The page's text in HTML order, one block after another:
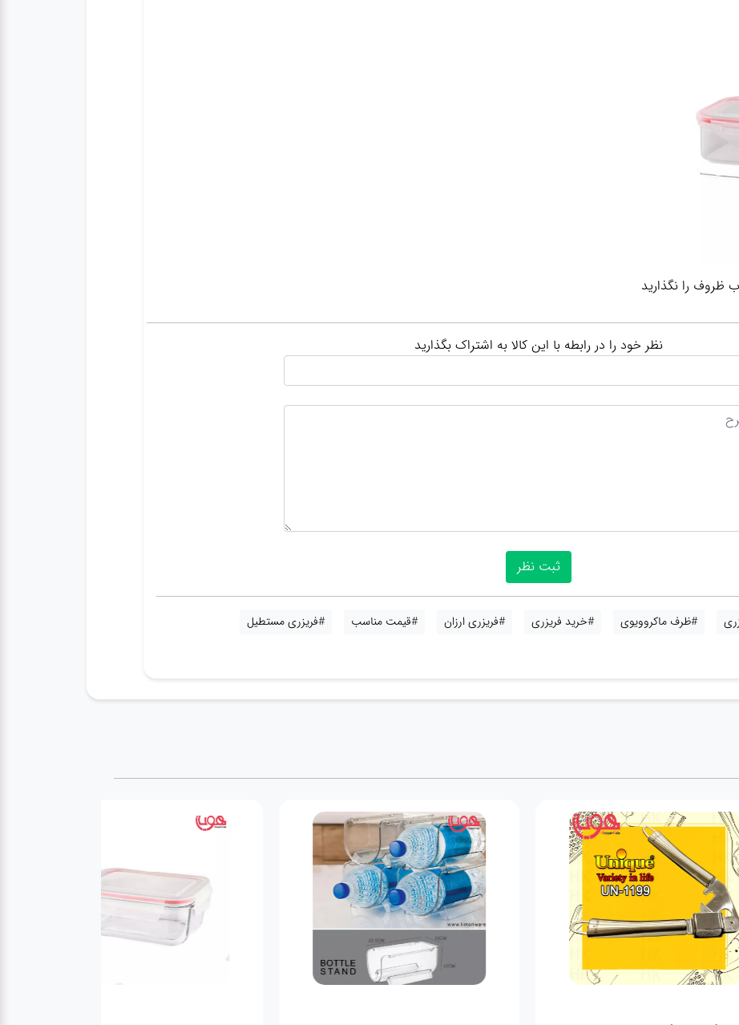
ظروف را نگذارید
نظر خود را در رابطه با این کالا به اشتراک بگذارید
#ظرف ماکروویوی #خرید فریزری #فریزری ارزان #قیمت مناسب
#فریزری مستطیل